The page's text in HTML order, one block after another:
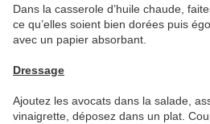
Dans la casserole d’huile chaude,
ce qu’elles soient bien dorées puis
avec un papier absorbant.
Dressage
Ajoutez les avocats dans la salade,
vinaigrette, déposez dans un plat.